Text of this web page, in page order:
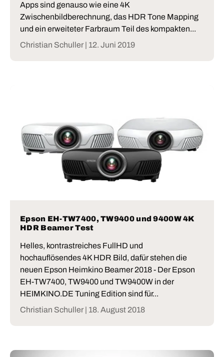
Apps sind genauso wie eine 4K
Zwischenbildberechnung, das HDR Tone Mapping
und ein erweiteter Farbraum Teil des kompakten...
Christian Schuller | 12. Juni 2019
Epson EH-TW7400, TW9400 und 9400W 4K
HDR Beamer Test
Helles, kontrastreiches FullHD und
hochauflösendes 4K HDR Bild, dafür stehen die
neuen Epson Heimkino Beamer 2018 - Der Epson
EH-TW7400, TW9400 und TW9400W in der
HEIMKINO.DE Tuning Edition sind für...
Christian Schuller | 18. August 2018